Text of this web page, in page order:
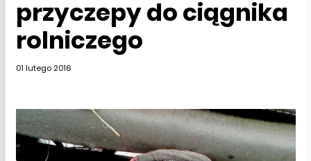
przyczepy do ciągnika
rolniczego
01 lutego 2016